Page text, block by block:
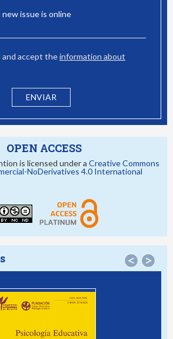
issue is online
and accept theinformation about
OPEN ACCESS
is licensed under a Creative Commons
NoDerivatives 4.0 International
< >